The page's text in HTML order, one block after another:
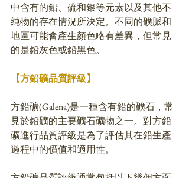
中含有的鉛、硫和銀等元素以及其他不
純物的存在情況所決定。不同的礦脈和
地區可能會產生顏色略有差異，但常見
的是鉛灰色或鉛黑色。
【方鉛礦品質評級】
方鉛礦(Galena)是一種含有鉛的礦石，常
見於鉛礦的主要礦石礦物之一。對方鉛
礦進行品質評級是為了評估其在鉛生產
過程中的價值和適用性。